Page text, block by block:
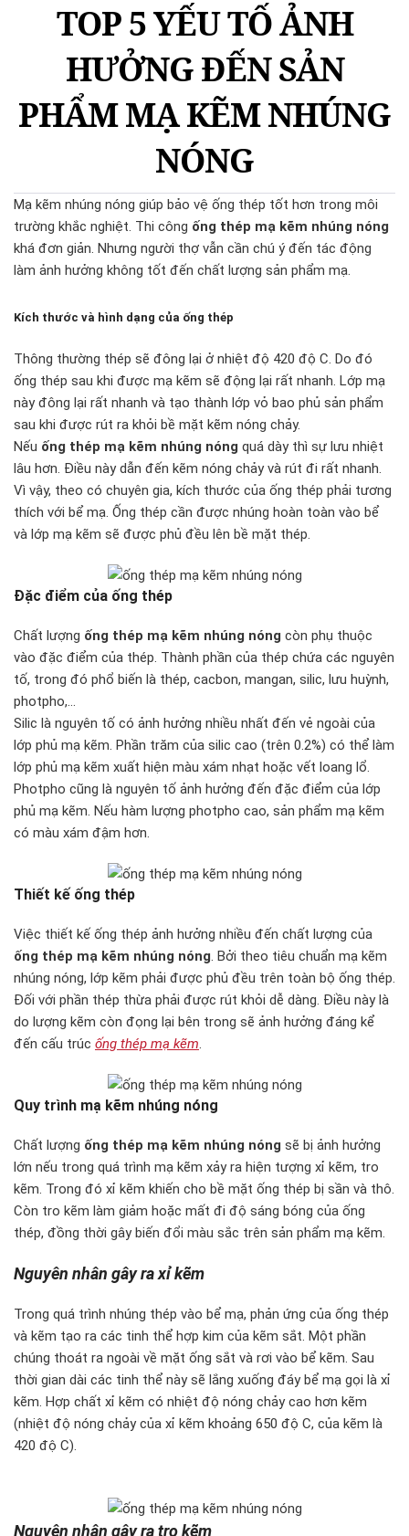
TOP 5 YẾU TỐ ẢNH
HƯỞNG ĐẾN SẢN
PHẨM MẠ KẼM NHÚNG
NÓNG
Mạ kẽm nhúng nóng giúp bảo vệ ống thép tốt hơn trong môi
trường khắc nghiệt. Thi công ống thép mạ kẽm nhúng nóng
khá đơn giản. Nhưng người thợ vẫn cần chú ý đến tác động
làm ảnh hưởng không tốt đến chất lượng sản phẩm mạ.
Kích thước và hình dạng của ống thép
Thông thường thép sẽ đông lại ở nhiệt độ 420 độ C. Do đó
ống thép sau khi được mạ kẽm sẽ động lại rất nhanh. Lớp mạ
này đông lại rất nhanh và tạo thành lớp vỏ bao phủ sản phẩm
sau khi được rút ra khỏi bề mặt kẽm nóng chảy.
Nếu ống thép mạ kẽm nhúng nóng quá dày thì sự lưu nhiệt
lâu hơn. Điều này dẫn đến kẽm nóng chảy và rút đi rất nhanh.
Vì vậy, theo có chuyên gia, kích thước của ống thép phải tương
thích với bể mạ. Ống thép cần được nhúng hoàn toàn vào bể
và lớp mạ kẽm sẽ được phủ đều lên bề mặt thép.
Đặc điểm của ống thép
Chất lượng ống thép mạ kẽm nhúng nóng còn phụ thuộc
vào đặc điểm của thép. Thành phần của thép chứa các nguyên
tố, trong đó phổ biến là thép, cacbon, mangan, silic, lưu huỳnh,
photpho,…
Silic là nguyên tố có ảnh hưởng nhiều nhất đến vẻ ngoài của
lớp phủ mạ kẽm. Phần trăm của silic cao (trên 0.2%) có thể làm
lớp phủ mạ kẽm xuất hiện màu xám nhạt hoặc vết loang lổ.
Photpho cũng là nguyên tố ảnh hưởng đến đặc điểm của lớp
phủ mạ kẽm. Nếu hàm lượng photpho cao, sản phẩm mạ kẽm
có màu xám đậm hơn.
Thiết kế ống thép
Việc thiết kế ống thép ảnh hưởng nhiều đến chất lượng của
ống thép mạ kẽm nhúng nóng. Bởi theo tiêu chuẩn mạ kẽm
nhúng nóng, lớp kẽm phải được phủ đều trên toàn bộ ống thép.
Đối với phần thép thừa phải được rút khỏi dễ dàng. Điều này là
do lượng kẽm còn đọng lại bên trong sẽ ảnh hưởng đáng kể
đến cấu trúc ống thép mạ kẽm.
Quy trình mạ kẽm nhúng nóng
Chất lượng ống thép mạ kẽm nhúng nóng sẽ bị ảnh hưởng
lớn nếu trong quá trình mạ kẽm xảy ra hiện tượng xỉ kẽm, tro
kẽm. Trong đó xỉ kẽm khiến cho bề mặt ống thép bị sần và thô.
Còn tro kẽm làm giảm hoặc mất đi độ sáng bóng của ống
thép, đồng thời gây biến đổi màu sắc trên sản phẩm mạ kẽm.
Nguyên nhân gây ra xỉ kẽm
Trong quá trình nhúng thép vào bể mạ, phản ứng của ống thép
và kẽm tạo ra các tinh thể hợp kim của kẽm sắt. Một phần
chúng thoát ra ngoài về mặt ống sắt và rơi vào bể kẽm. Sau
thời gian dài các tinh thể này sẽ lắng xuống đáy bể mạ gọi là xỉ
kẽm. Hợp chất xỉ kẽm có nhiệt độ nóng chảy cao hơn kẽm
(nhiệt độ nóng chảy của xỉ kẽm khoảng 650 độ C, của kẽm là
420 độ C).
Nguyên nhân gây ra tro kẽm